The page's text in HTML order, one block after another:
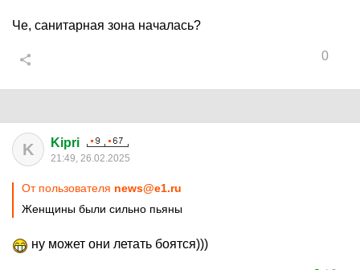
Че, санитарная зона началась?
0
K Kipri
21:49, 26.02.2025
От пользователя news@e1.ru
Женщины были сильно пьяны
ну может они летать боятся)))